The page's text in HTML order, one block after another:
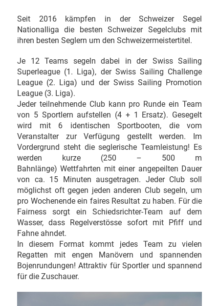
Seit 2016 kämpfen in der Schweizer Segel
Nationalliga die besten Schweizer Segelclubs mit
ihren besten Seglern um den Schweizermeistertitel.
Je 12 Teams segeln dabei in der Swiss Sailing
Superleague (1. Liga), der Swiss Sailing Challenge
League (2. Liga) und der Swiss Sailing Promotion
League (3. Liga).
Jeder teilnehmende Club kann pro Runde ein Team
von 5 Sportlern aufstellen (4 + 1 Ersatz). Gesegelt
wird mit 6 identischen Sportbooten, die vom
Veranstalter zur Verfügung gestellt werden. Im
Vordergrund steht die seglerische Teamleistung! Es
werden kurze (250 – 500 m
Bahnlänge) Wettfahrten mit einer angepeilten Dauer
von ca. 15 Minuten ausgetragen. Jeder Club soll
möglichst oft gegen jeden anderen Club segeln, um
pro Wochenende ein faires Resultat zu haben. Für die
Fairness sorgt ein Schiedsrichter-Team auf dem
Wasser, dass Regelverstösse sofort mit Pfiff und
Fahne ahndet.
In diesem Format kommt jedes Team zu vielen
Regatten mit engen Manövern und spannenden
Bojenrundungen! Attraktiv für Sportler und spannend
für die Zuschauer.